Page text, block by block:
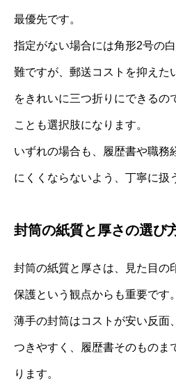
最優先です。
指定がない場合には角形2号の
難ですが、郵送コストを抑えた
をきれいに三つ折りにできるの
ことも選択肢になります。
いずれの場合も、履歴書や職務
にくくならないよう、丁寧に扱
封筒の紙質と厚さの選び
封筒の紙質と厚さは、見た目の
保護という観点からも重要です。
薄手の封筒はコストが安い反面
つきやすく、履歴書そのものま
ります。